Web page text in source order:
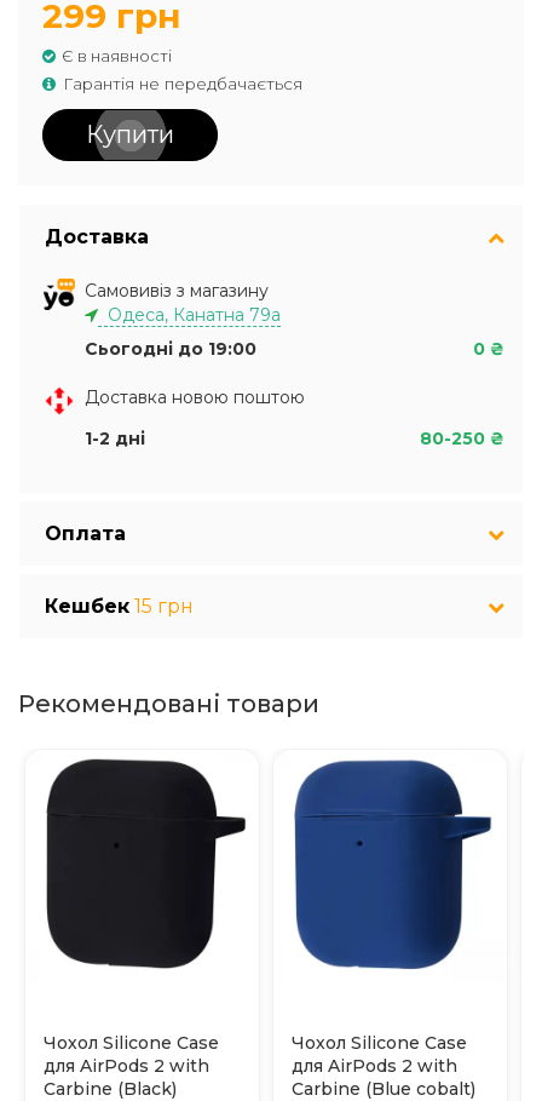
299 грн
Є в наявності
Гарантія не передбачається
Купити
Доставка
Самовивіз з магазину
Одеса, Канатна 79а
Сьогодні до 19:00
0 ₴
Доставка новою поштою
1-2 дні
80-250 ₴
Оплата
Кешбек 15 грн
Рекомендовані товари
Чохол Silicone Case
для AirPods 2 with
Carbine (Black)
Чохол Silicone Case
для AirPods 2 with
Carbine (Blue cobalt)